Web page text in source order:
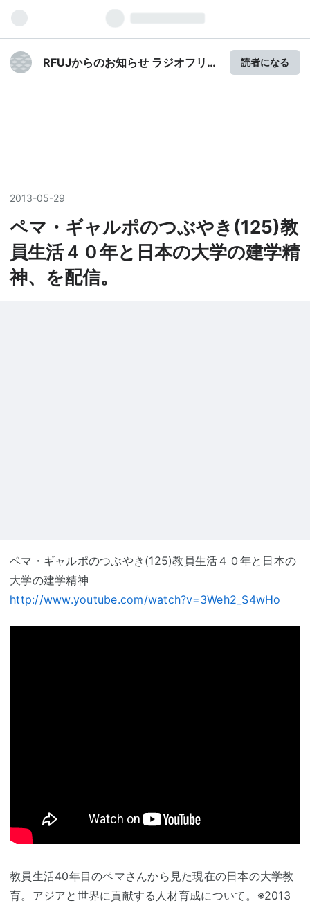
RFUJからのお知らせ ラジオフリー
読者になる
2013-05-29
ペマ・ギャルポのつぶやき(125)教
員生活４０年と日本の大学の建学精
神、を配信。
ペマ・ギャルポのつぶやき(125)教員生活４０年と日本の
大学の建学精神
http://www.youtube.com/watch?v=3Weh2_S4wHo
教員生活40年目のペマさんから見た現在の日本の大学教
育。アジアと世界に貢献する人材育成について。※2013